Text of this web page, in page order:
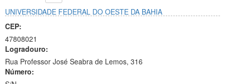
UNIVERSIDADE FEDERAL DO OESTE DA BAHIA
CEP:
47808021
Logradouro:
Rua Professor José Seabra de Lemos, 316
Número: